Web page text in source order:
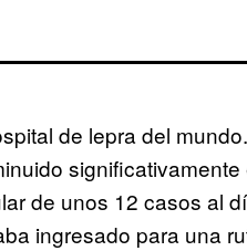
de lepra del
de unos 12 casos al
ingresado para una